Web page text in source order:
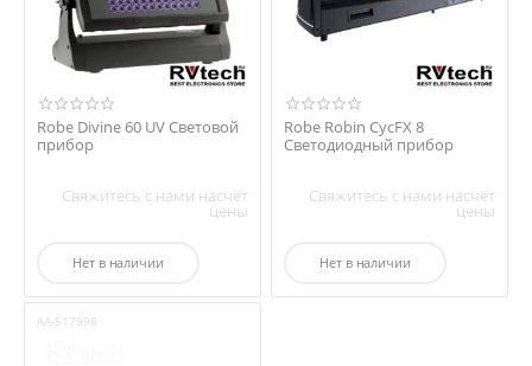
Robe Divine 60 UV Световой
прибор
Свяжитесь с нами насчёт
цены
Нет в наличии
Robe Robin CycFX 8
Светодиодный прибор
Свяжитесь с нами насчёт
цены
Нет в наличии
AA-517998